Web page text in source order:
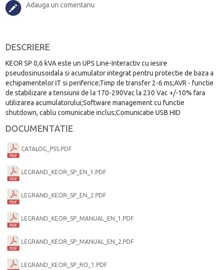
Adauga un comentariu
DESCRIERE
KEOR SP 0,6 kVA este un UPS Line-Interactiv cu iesire
pseudosinusoidala si acumulator integrat pentru protectie de baza a
echipamentelor IT si periferice;Timp de transfer 2-6 ms;AVR - functie
de stabilizare a tensiunii de la 170-290Vac la 230 Vac +/-10% fara
utilizarea acumulatorului;Software management cu functie
shutdown, cablu comunicatie inclus;Comunicatie USB HID
DOCUMENTATIE
CATALOG_PSS.PDF
LEGRAND_KEOR_SP_EN_1.PDF
LEGRAND_KEOR_SP_EN_2.PDF
LEGRAND_KEOR_SP_MANUAL_EN_1.PDF
LEGRAND_KEOR_SP_MANUAL_EN_2.PDF
LEGRAND_KEOR_SP_RO_1.PDF